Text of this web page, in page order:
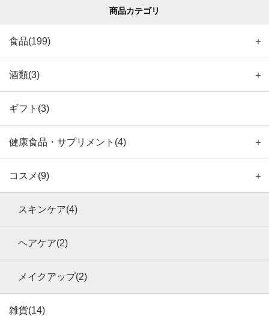
商品カテゴリ
食品(199) ＋
酒類(3) ＋
ギフト(3)
健康食品・サプリメント(4) ＋
コスメ(9) ＋
スキンケア(4)
ヘアケア(2)
メイクアップ(2)
雑貨(14)